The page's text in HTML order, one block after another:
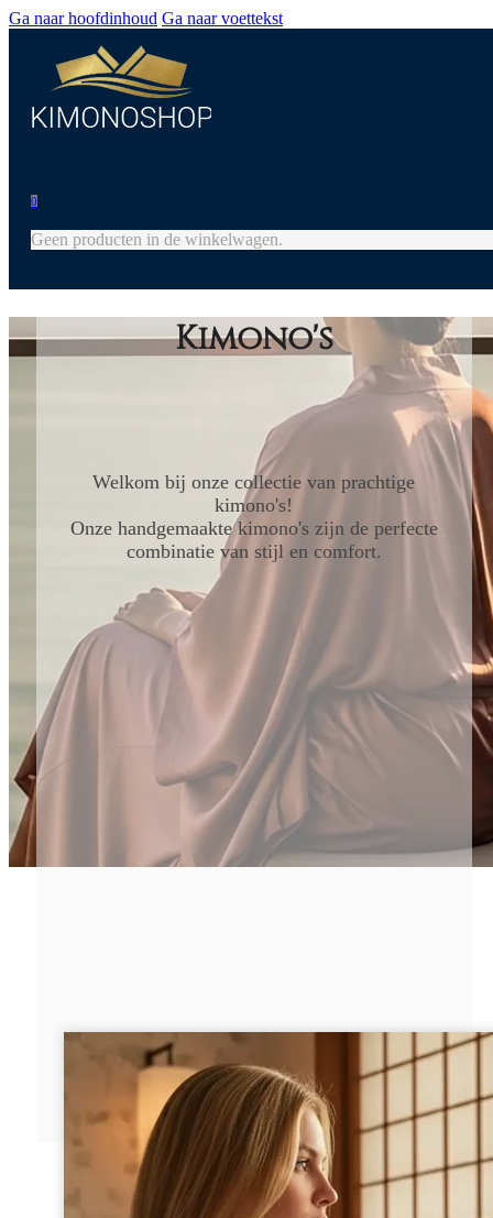
Ga naar hoofdinhoud Ga naar voettekst
0
Geen producten in de winkelwagen.
Kimono's
Welkom bij onze collectie van prachtige
kimono's!
Onze handgemaakte kimono's zijn de perfecte
combinatie van stijl en comfort.